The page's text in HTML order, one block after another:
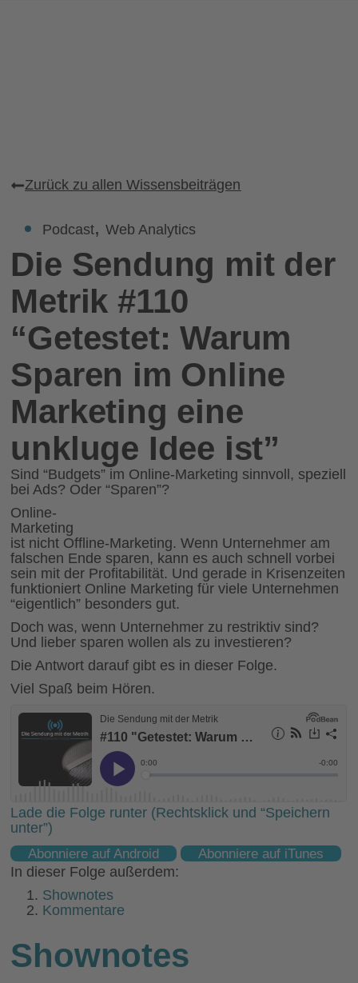
Zurück zu allen Wissensbeiträgen
Podcast,Web Analytics
Die Sendung mit der
Metrik #110
“Getestet: Warum
Sparen im Online
Marketing eine
unkluge Idee ist”
Sind “Budgets” im Online-Marketing sinnvoll, speziell
bei Ads? Oder “Sparen”?
Online-
Marketing
ist nicht Offline-Marketing. Wenn Unternehmer am
falschen Ende sparen, kann es auch schnell vorbei
sein mit der Profitabilität. Und gerade in Krisenzeiten
funktioniert Online Marketing für viele Unternehmen
“eigentlich” besonders gut.
Doch was, wenn Unternehmer zu restriktiv sind?
Und lieber sparen wollen als zu investieren?
Die Antwort darauf gibt es in dieser Folge.
Viel Spaß beim Hören.
Lade die Folge runter (Rechtsklick und “Speichern
unter”)
Abonniere auf Android Abonniere auf iTunes
In dieser Folge außerdem:
Shownotes
Kommentare
Shownotes